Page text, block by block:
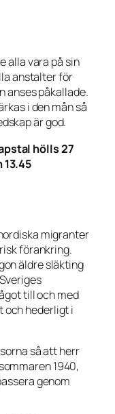
alla vara på sin
anstalter för
anses påkallade.
i den mån så
är god.
hölls 27
migranter
förankring.
äldre släkting
till och med
och hederligt i
så att herr
1940,
genom